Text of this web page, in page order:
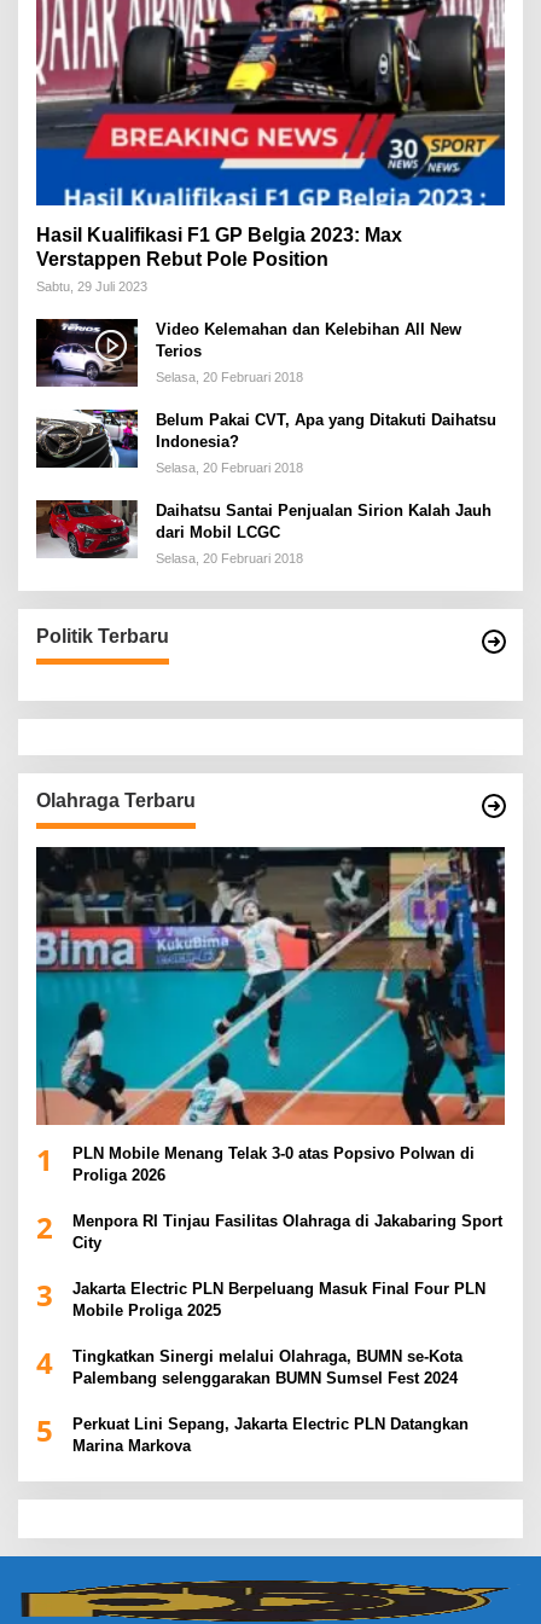
Hasil Kualifikasi F1 GP Belgia 2023: Max
Verstappen Rebut Pole Position
Sabtu, 29 Juli 2023
Video Kelemahan dan Kelebihan All New
Terios
Selasa, 20 Februari 2018
Belum Pakai CVT, Apa yang Ditakuti Daihatsu
Indonesia?
Selasa, 20 Februari 2018
Daihatsu Santai Penjualan Sirion Kalah Jauh
dari Mobil LCGC
Selasa, 20 Februari 2018
Politik Terbaru
Olahraga Terbaru
1
PLN Mobile Menang Telak 3-0 atas Popsivo Polwan di
Proliga 2026
2
Menpora RI Tinjau Fasilitas Olahraga di Jakabaring Sport
City
3
Jakarta Electric PLN Berpeluang Masuk Final Four PLN
Mobile Proliga 2025
4
Tingkatkan Sinergi melalui Olahraga, BUMN se-Kota
Palembang selenggarakan BUMN Sumsel Fest 2024
5
Perkuat Lini Sepang, Jakarta Electric PLN Datangkan
Marina Markova
slot demo
slot gacor